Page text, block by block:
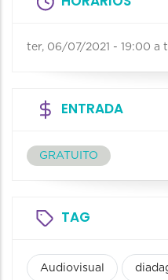
ter, 06/07/2021 - 19:00 a
ENTRADA
GRATUITO
TAG
Audiovisual